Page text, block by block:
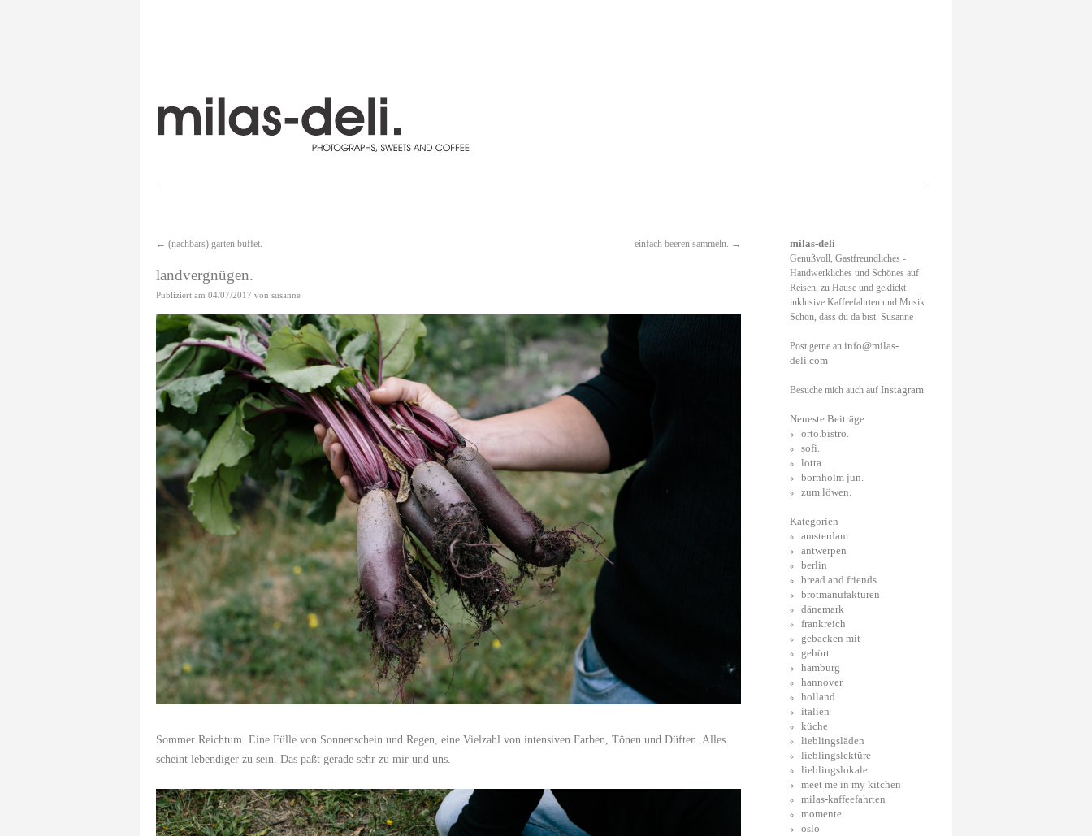
← (nachbars) garten buffet. einfach beeren sammeln. →
landvergnügen.
Publiziert am 04/07/2017 von susanne
Sommer Reichtum. Eine Fülle von Sonnenschein und Regen, eine Vielzahl von intensiven Farben, Tönen und Düften. Alles
scheint lebendiger zu sein. Das paßt gerade sehr zu mir und uns.
milas-deli
Genußvoll, Gastfreundliches -
Handwerkliches und Schönes auf
Reisen, zu Hause und geklickt
inklusive Kaffeefahrten und Musik.
Schön, dass du da bist. Susanne
Post gerne an info@milas-
deli.com
Besuche mich auch auf Instagram
Neueste Beiträge
orto.bistro.
sofi.
lotta.
bornholm jun.
zum löwen.
Kategorien
amsterdam
antwerpen
berlin
bread and friends
brotmanufakturen
dänemark
frankreich
gebacken mit
gehört
hamburg
hannover
holland.
italien
küche
lieblingsläden
lieblingslektüre
lieblingslokale
meet me in my kitchen
milas-kaffeefahrten
momente
oslo